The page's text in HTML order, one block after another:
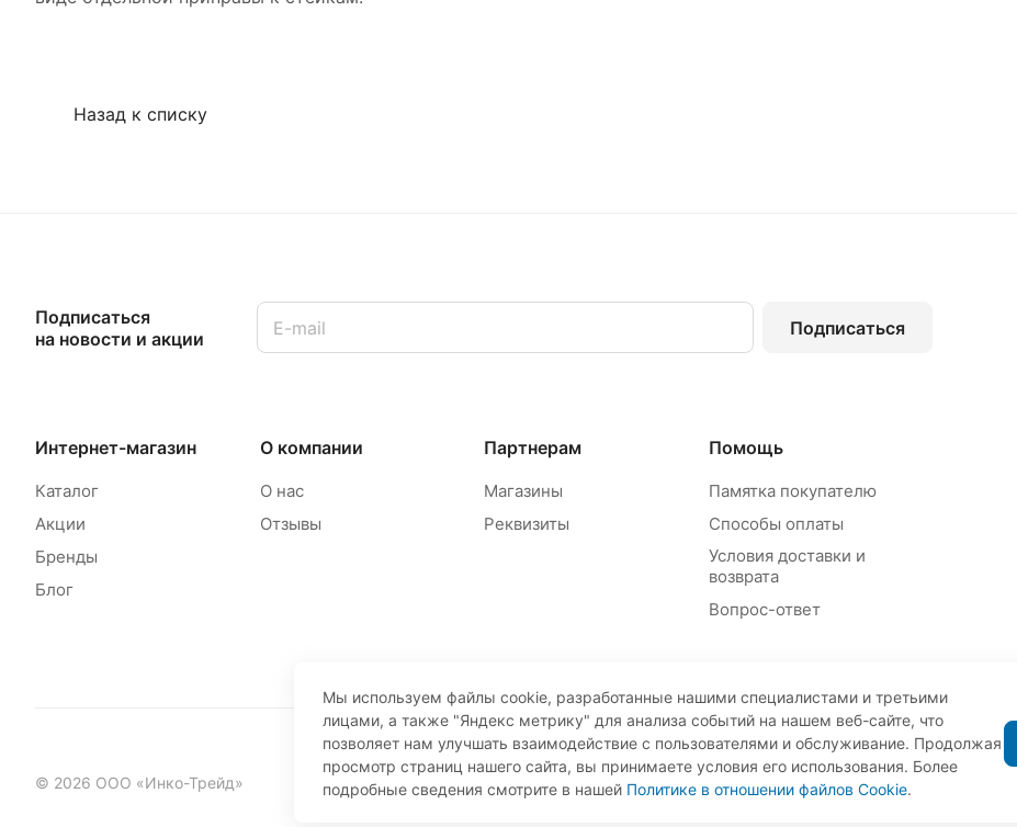
Назад к списку
Подписаться
на новости и акции
Подписаться
Интернет-магазин
Каталог
Акции
Бренды
Блог
О компании
О нас
Отзывы
Партнерам
Магазины
Реквизиты
Помощь
Памятка покупателю
Способы оплаты
Условия доставки и
возврата
Вопрос-ответ
© 2026 ООО «Инко-Трейд»
Мы используем файлы cookie, разработанные нашими специалистами и третьими
лицами, а также "Яндекс метрику" для анализа событий на нашем веб-сайте, что
позволяет нам улучшать взаимодействие с пользователями и обслуживание. Продолжая
просмотр страниц нашего сайта, вы принимаете условия его использования. Более
подробные сведения смотрите в нашей Политике в отношении файлов Cookie.